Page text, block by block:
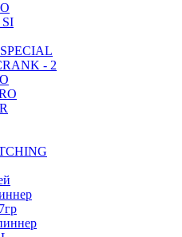
- 2